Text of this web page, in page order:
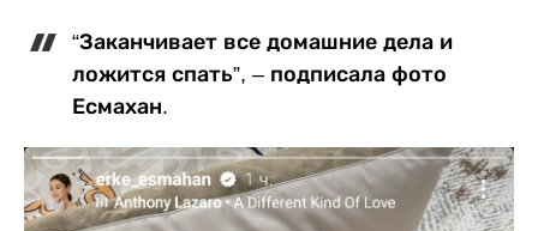
“Заканчивает все домашние дела и
ложится спать”, – подписала фото
Есмахан.